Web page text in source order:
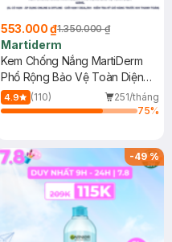
553.000 ₫1.350.000 ₫
Martiderm
Kem Chống Nắng MartiDerm
Phổ Rộng Bảo Vệ Toàn Diện
40ml
4.9 (110)
251/tháng
75%
-49%